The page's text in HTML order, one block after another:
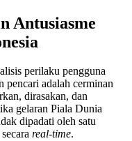
Antusiasme
perilaku pengguna
pencari adalah cerminan
dirasakan, dan
gelaran Piala Dunia
dipadati oleh satu
real-time.